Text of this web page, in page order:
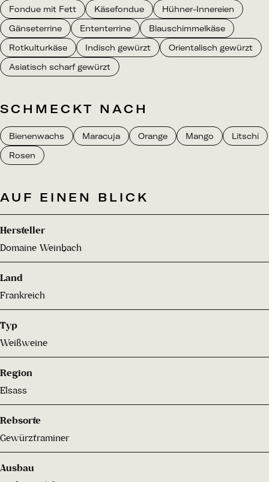
Fondue mit Fett
Käsefondue
Hühner-Innereien
Gänseterrine
Ententerrine
Blauschimmelkäse
Rotkulturkäse
Indisch gewürzt
Orientalisch gewürzt
Asiatisch scharf gewürzt
SCHMECKT NACH
Bienenwachs Maracuja Orange Mango
Litschi
Rosen
AUF EINEN BLICK
Hersteller
Domaine Weinbach
Land
Frankreich
Typ
Weißweine
Region
Elsass
Rebsorte
Gewürztraminer
Ausbau